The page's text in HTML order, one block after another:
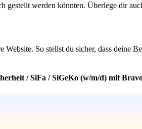
werden könnten. Überlege dir
So stellst du sicher, dass
/ SiFa / SiGeKo (w/m/d) mit